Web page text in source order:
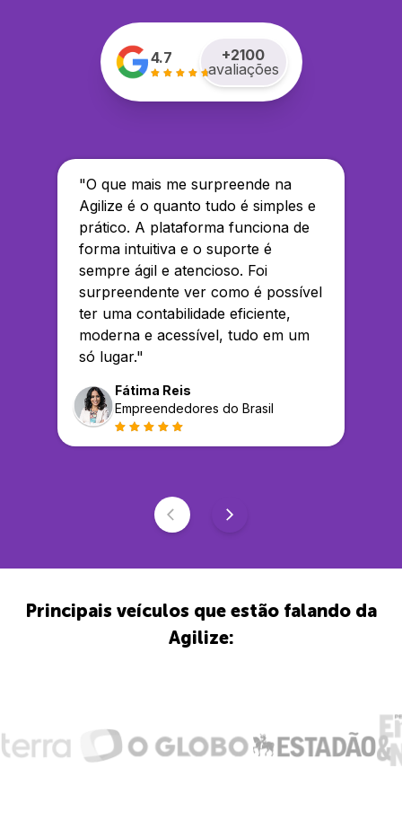
4.7 +2100
avaliações
"O que mais me surpreende na
Agilize é o quanto tudo é simples e
prático. A plataforma funciona de
forma intuitiva e o suporte é
sempre ágil e atencioso. Foi
surpreendente ver como é possível
ter uma contabilidade eficiente,
moderna e acessível, tudo em um
só lugar."
Fátima Reis
Empreendedores do Brasil
Principais veículos que estão falando da
Agilize: